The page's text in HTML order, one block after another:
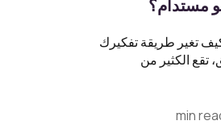
مستدام؟
تغير طريقة تفكيرك
تقع الكثير من